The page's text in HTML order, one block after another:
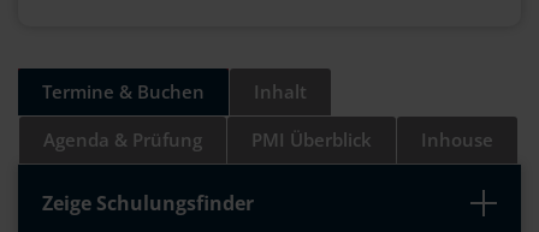
Termine & Buchen
Inhalt
Agenda & Prüfung
PMI Überblick Inhouse
Zeige Schulungsfinder